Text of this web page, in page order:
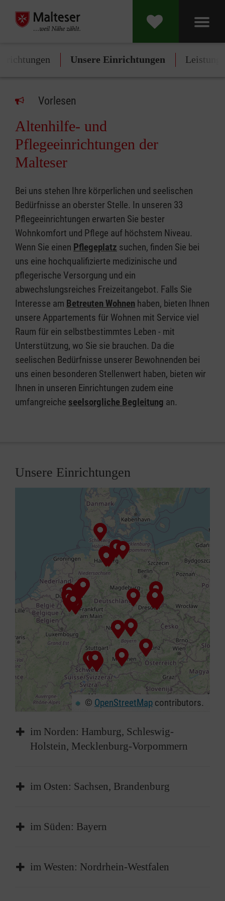
Unsere Einrichtungen
Vorlesen
Altenhilfe- und
Pflegeeinrichtungen der
Malteser
Bei uns stehen Ihre körperlichen und seelischen
Bedürfnisse an oberster Stelle. In unseren 33
Pflegeeinrichtungen erwarten Sie bester
Wohnkomfort und Pflege auf höchstem Niveau.
Wenn Sie einen Pflegeplatz suchen, finden Sie bei
uns eine hochqualifizierte medizinische und
pflegerische Versorgung und ein
abwechslungsreiches Freizeitangebot. Falls Sie
Interesse am Betreuten Wohnen haben, bieten Ihnen
unsere Appartements für Wohnen mit Service viel
Raum für ein selbstbestimmtes Leben - mit
Unterstützung, wo Sie sie brauchen. Da die
seelischen Bedürfnisse unserer Bewohnenden bei
uns einen besonderen Stellenwert haben, bieten wir
Ihnen in unseren Einrichtungen zudem eine
umfangreiche seelsorgliche Begleitung an.
Unsere Einrichtungen
⇧
© OpenStreetMap contributors.
im Norden: Hamburg, Schleswig-
Holstein, Mecklenburg-Vorpommern
im Osten: Sachsen, Brandenburg
im Süden: Bayern
im Westen: Nordrhein-Westfalen